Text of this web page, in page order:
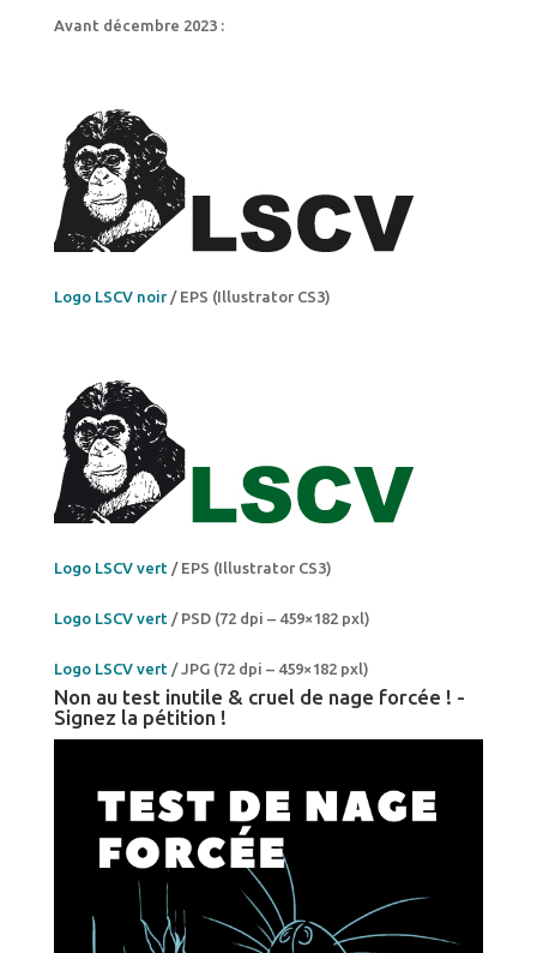
Avant décembre 2023 :
Logo LSCV noir/ EPS (Illustrator CS3)
Logo LSCV vert / EPS (Illustrator CS3)
Logo LSCV vert / PSD (72 dpi – 459×182 pxl)
Logo LSCV vert / JPG (72 dpi – 459×182 pxl)
Non au test inutile & cruel de nage forcée ! -
Signez la pétition !